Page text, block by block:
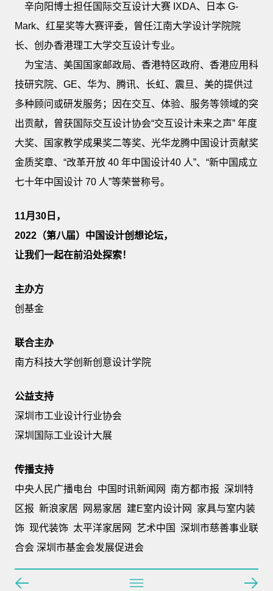
辛向阳博士担任国际交互设计大赛 IXDA、日本 G-
Mark、红星奖等大赛评委，曾任江南大学设计学院院
长、创办香港理工大学交互设计专业。
为宝洁、美国国家邮政局、香港特区政府、香港应用科
技研究院、GE、华为、腾讯、长虹、震旦、美的提供过
多种顾问或研发服务；因在交互、体验、服务等领域的突
出贡献，曾获国际交互设计协会“交互设计未来之声” 年度
大奖、国家教学成果奖二等奖、光华龙腾中国设计贡献奖
金质奖章、“改革开放 40 年中国设计40 人”、“新中国成立
七十年中国设计 70 人”等荣誉称号。
11月 30日，
2022（第八届）中国设计创想论坛，
让我们一起在前沿处探索！
主办方
创基金
联合主办
南方科技大学创新创意设计学院
公益支持
深圳市工业设计行业协会
深圳国际工业设计大展
传播支持
中央人民广播电台 中国时讯新闻网 南方都市报 深圳特
区报 新浪家居 网易家居 建E室内设计网 家具与室内装
饰 现代装饰 太平洋家居网 艺术中国 深圳市慈善事业联
合会 深圳市基金会发展促进会